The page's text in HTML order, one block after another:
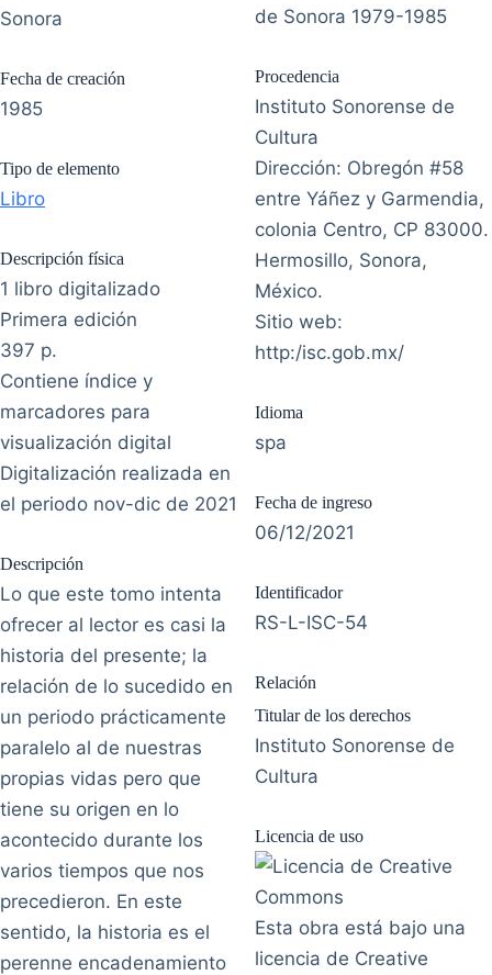
Sonora
Fecha de creación
1985
Tipo de elemento
Libro
Descripción física
1 libro digitalizado
Primera edición
397 p.
Contiene índice y
marcadores para
visualización digital
Digitalización realizada en
el periodo nov-dic de 2021
Descripción
Lo que este tomo intenta
ofrecer al lector es casi la
historia del presente; la
relación de lo sucedido en
un periodo prácticamente
paralelo al de nuestras
propias vidas pero que
tiene su origen en lo
acontecido durante los
varios tiempos que nos
precedieron. En este
sentido, la historia es el
perenne encadenamiento
de Sonora 1979-1985
Procedencia
Instituto Sonorense de
Cultura
Dirección: Obregón #58
entre Yáñez y Garmendia,
colonia Centro, CP 83000.
Hermosillo, Sonora,
México.
Sitio web:
http:/isc.gob.mx/
Idioma
spa
Fecha de ingreso
06/12/2021
Identificador
RS-L-ISC-54
Relación
Titular de los derechos
Instituto Sonorense de
Cultura
Licencia de uso
Esta obra está bajo una
licencia de Creative